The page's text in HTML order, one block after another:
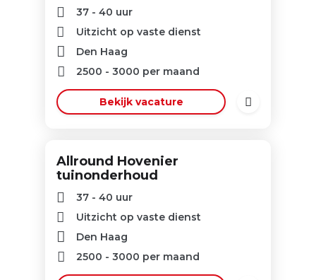
37 - 40 uur
Uitzicht op vaste dienst
Den Haag
2500 - 3000 per maand
Bekijk vacature
Allround Hovenier
tuinonderhoud
37 - 40 uur
Uitzicht op vaste dienst
Den Haag
2500 - 3000 per maand